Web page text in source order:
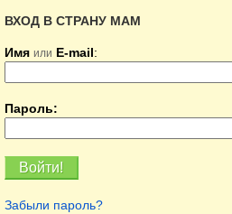
ВХОД В СТРАНУ МАМ
Имя или E-mail:
Пароль:
Забыли пароль?